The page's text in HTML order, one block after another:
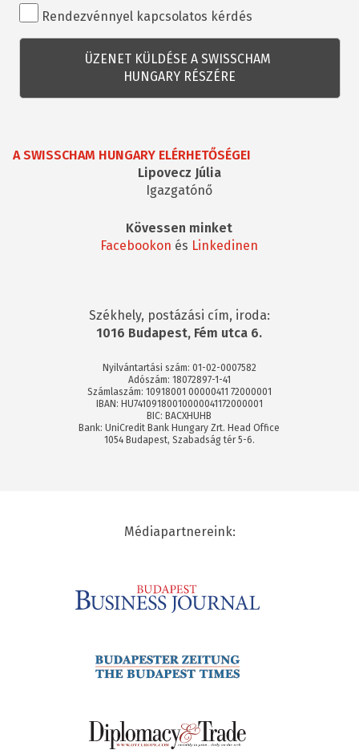
Rendezvénnyel
kapcsolatos
kérdés
Rendezvénnyel kapcsolatos kérdés
A SWISSCHAM HUNGARY ELÉRHETŐSÉGEI
Lipovecz Júlia
Igazgatónő
Kövessen minket
Facebookon és Linkedinen
Székhely, postázási cím, iroda:
1016 Budapest, Fém utca 6.
Nyilvántartási szám: 01-02-0007582
Adószám: 18072897-1-41
Számlaszám: 10918001 00000411 72000001
IBAN: HU74109180010000041172000001
BIC: BACXHUHB
Bank: UniCredit Bank Hungary Zrt. Head Office
1054 Budapest, Szabadság tér 5-6.
Médiapartnereink: